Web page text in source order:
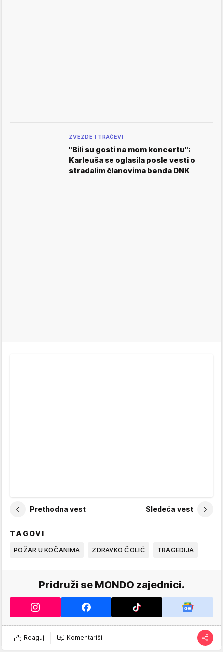
ZVEZDE I TRAČEVI
"Bili su gosti na mom koncertu":
Karleuša se oglasila posle vesti o
stradalim članovima benda DNK
Prethodna vest Sledeća vest
TAGOVI
POŽAR U KOČANIMA ZDRAVKO ČOLIĆ TRAGEDIJA
Pridruži se MONDO zajednici.
Reaguj Komentariši